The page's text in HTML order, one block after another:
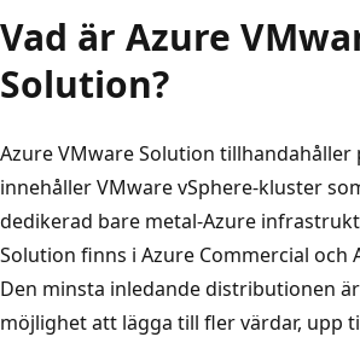
Vad är Azure
Solution?
Azure VMware Solution tillhandahåller
innehåller VMware vSphere-kluster
dedikerad bare metal-Azure
Solution finns i Azure Commercial och
Den minsta inledande distributionen
möjlighet att lägga till fler värdar, upp